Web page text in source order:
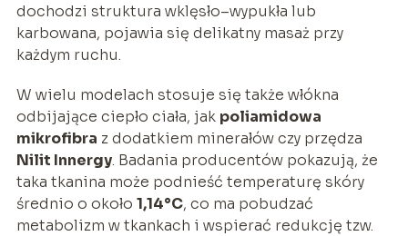
dochodzi struktura wklęsło–wypukła lub
karbowana, pojawia się delikatny masaż przy
każdym ruchu.
W wielu modelach stosuje się także włókna
odbijające ciepło ciała, jak poliamidowa
mikrofibra z dodatkiem minerałów czy przędza
Nilit Innergy. Badania producentów pokazują, że
taka tkanina może podnieść temperaturę skóry
średnio o około 1,14°C, co ma pobudzać
metabolizm w tkankach i wspierać redukcję tzw.